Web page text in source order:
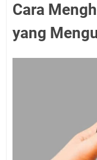
Cara
yang